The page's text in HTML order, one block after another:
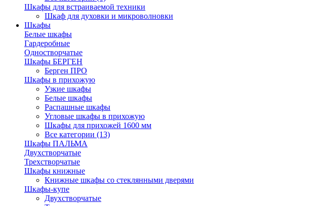
Шкафы для встраиваемой техники
Шкаф для духовки и микроволновки
Шкафы
Белые шкафы
Гардеробные
Одностворчатые
Шкафы БЕРГЕН
Берген ПРО
Шкафы в прихожую
Узкие шкафы
Белые шкафы
Распашные шкафы
Угловые шкафы в прихожую
Шкафы для прихожей 1600 мм
Все категории (13)
Шкафы ПАЛЬМА
Двухстворчатые
Трехстворчатые
Шкафы книжные
Книжные шкафы со стеклянными дверями
Шкафы-купе
Двухстворчатые